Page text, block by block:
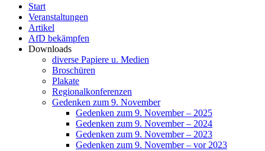
Start
Veranstaltungen
Artikel
AfD bekämpfen
Downloads
diverse Papiere u. Medien
Broschüren
Plakate
Regionalkonferenzen
Gedenken zum 9. November
Gedenken zum 9. November – 2025
Gedenken zum 9. November – 2024
Gedenken zum 9. November – 2023
Gedenken zum 9. November – vor 2023